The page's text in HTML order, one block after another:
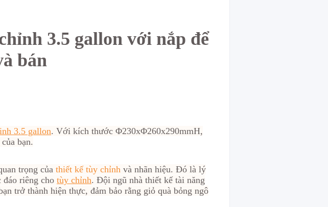
3.5 gallon với nắp để
bán
3.5 gallon. Với kích thước Φ230xΦ260x290mmH,
bạn.
trọng của thiết kế tùy chỉnh và nhãn hiệu. Đó là lý
đáo riêng cho tùy chỉnh. Đội ngũ nhà thiết kế tài năng
trở thành hiện thực, đảm bảo rằng giỏ quà bỏng ngô